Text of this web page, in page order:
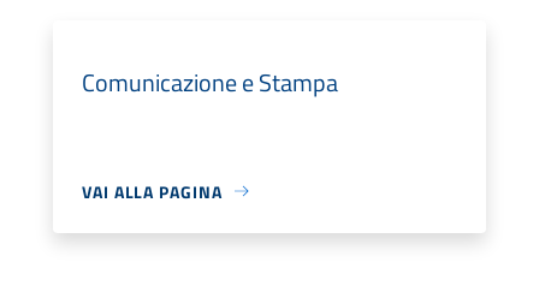
Comunicazione e Stampa
VAI ALLA PAGINA